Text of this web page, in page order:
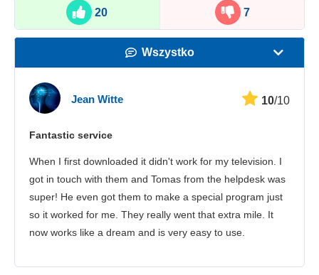
20 7
Wszystko
Obsługa klienta
Jean Witte 10/10
Fantastic service
When I first downloaded it didn't work for my television. I
got in touch with them and Tomas from the helpdesk was
super! He even got them to make a special program just
so it worked for me. They really went that extra mile. It
now works like a dream and is very easy to use.